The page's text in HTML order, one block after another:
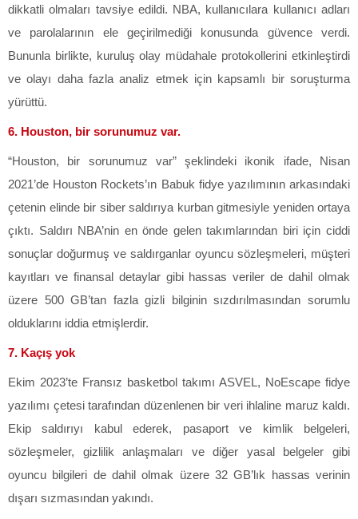
dikkatli olmaları tavsiye edildi. NBA, kullanıcılara kullanıcı adları
ve parolalarının ele geçirilmediği konusunda güvence verdi.
Bununla birlikte, kuruluş olay müdahale protokollerini etkinleştirdi
ve olayı daha fazla analiz etmek için kapsamlı bir soruşturma
yürüttü.
6. Houston, bir sorunumuz var.
“Houston, bir sorunumuz var” şeklindeki ikonik ifade, Nisan
2021’de Houston Rockets’ın Babuk fidye yazılımının arkasındaki
çetenin elinde bir siber saldırıya kurban gitmesiyle yeniden ortaya
çıktı. Saldırı NBA’nin en önde gelen takımlarından biri için ciddi
sonuçlar doğurmuş ve saldırganlar oyuncu sözleşmeleri, müşteri
kayıtları ve finansal detaylar gibi hassas veriler de dahil olmak
üzere 500 GB’tan fazla gizli bilginin sızdırılmasından sorumlu
olduklarını iddia etmişlerdir.
7. Kaçış yok
Ekim 2023’te Fransız basketbol takımı ASVEL, NoEscape fidye
yazılımı çetesi tarafından düzenlenen bir veri ihlaline maruz kaldı.
Ekip saldırıyı kabul ederek, pasaport ve kimlik belgeleri,
sözleşmeler, gizlilik anlaşmaları ve diğer yasal belgeler gibi
oyuncu bilgileri de dahil olmak üzere 32 GB’lık hassas verinin
dışarı sızmasından yakındı.